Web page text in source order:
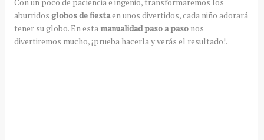
aburridos globos de fiestaen unos divertidos, cada niño adorará
tener su globo. En esta manualidad paso a pasonos
divertiremos mucho, ¡prueba hacerla y verás el resultado!.